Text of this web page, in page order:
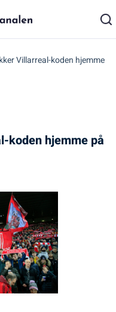
Villarreal-koden hjemme
koden hjemme på